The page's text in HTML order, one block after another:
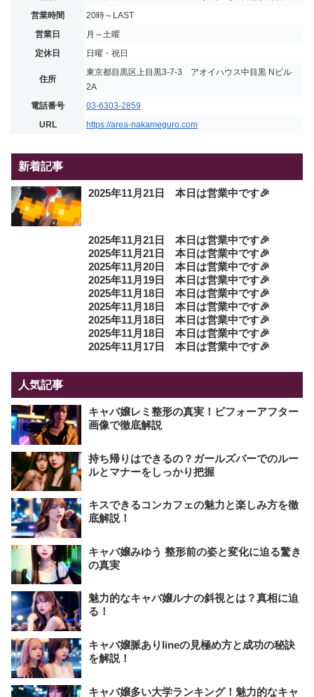
営業時間
20時～LAST
営業日
月～土曜
定休日
日曜・祝日
住所
東京都目黒区上目黒3-7-3 アオイハウス中目黒 Nビル
2A
電話番号
03-6303-2859
URL
https://area-nakameguro.com
新着記事
2025年11月21日 本日は営業中です🎉
2025年11月21日 本日は営業中です🎉
2025年11月21日 本日は営業中です🎉
2025年11月20日 本日は営業中です🎉
2025年11月19日 本日は営業中です🎉
2025年11月18日 本日は営業中です🎉
2025年11月18日 本日は営業中です🎉
2025年11月18日 本日は営業中です🎉
2025年11月18日 本日は営業中です🎉
2025年11月17日 本日は営業中です🎉
人気記事
キャバ嬢レミ整形の真実！ビフォーアフター
画像で徹底解説
持ち帰りはできるの？ガールズバーでのルー
ルとマナーをしっかり把握
キスできるコンカフェの魅力と楽しみ方を徹
底解説！
キャバ嬢みゆう 整形前の姿と変化に迫る驚き
の真実
魅力的なキャバ嬢ルナの斜視とは？真相に迫
る！
キャバ嬢脈ありlineの見極め方と成功の秘訣
を解説！
キャバ嬢多い大学ランキング！魅力的なキャ